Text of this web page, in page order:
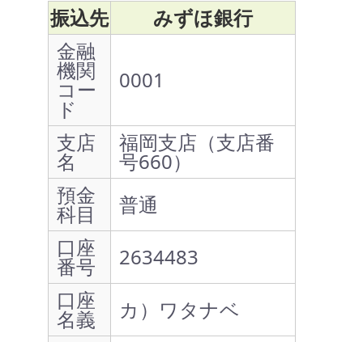
振込先
みずほ銀行
金融
機関
コー
ド
0001
支店
名
福岡支店（支店番
号660）
預金
科目
普通
口座
番号
2634483
口座
名義
カ）ワタナベ